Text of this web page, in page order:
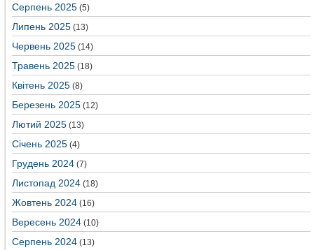
Серпень 2025 (5)
Липень 2025 (13)
Червень 2025 (14)
Травень 2025 (18)
Квітень 2025 (8)
Березень 2025 (12)
Лютий 2025 (13)
Січень 2025 (4)
Грудень 2024 (7)
Листопад 2024 (18)
Жовтень 2024 (16)
Вересень 2024 (10)
Серпень 2024 (13)